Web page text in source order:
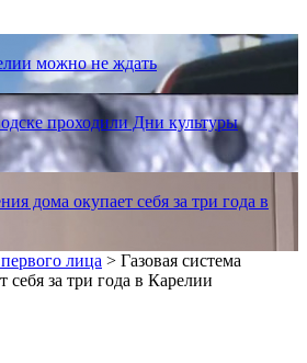
можно не ждать
проходили Дни культуры
дома окупает себя за три года в
лица > Газовая система
себя за три года в Карелии